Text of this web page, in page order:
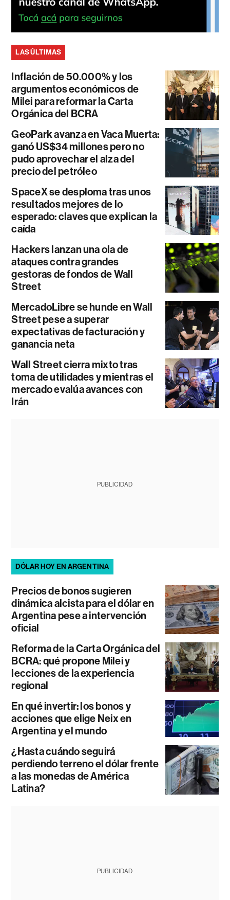
LAS ÚLTIMAS
Inflación de 50.000% y los
argumentos económicos de
Milei para reformar la Carta
Orgánica del BCRA
GeoPark avanza en Vaca Muerta:
ganó US$34 millones pero no
pudo aprovechar el alza del
precio del petróleo
SpaceX se desploma tras unos
resultados mejores de lo
esperado: claves que explican la
caída
Hackers lanzan una ola de
ataques contra grandes
gestoras de fondos de Wall
Street
MercadoLibre se hunde en Wall
Street pese a superar
expectativas de facturación y
ganancia neta
Wall Street cierra mixto tras
toma de utilidades y mientras el
mercado evalúa avances con
Irán
PUBLICIDAD
DÓLAR HOY EN ARGENTINA
Precios de bonos sugieren
dinámica alcista para el dólar en
Argentina pese a intervención
oficial
Reforma de la Carta Orgánica del
BCRA: qué propone Milei y
lecciones de la experiencia
regional
En qué invertir: los bonos y
acciones que elige Neix en
Argentina y el mundo
¿Hasta cuándo seguirá
perdiendo terreno el dólar frente
a las monedas de América
Latina?
PUBLICIDAD